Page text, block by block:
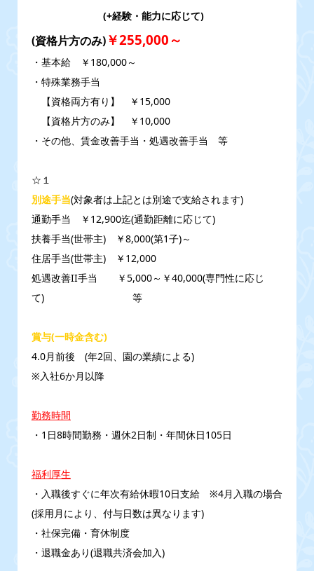
(+経験・能力に応じて)
(資格片方のみ)￥255,000～
・基本給 ￥180,000～
・特殊業務手当
【資格両方有り】 ￥15,000
【資格片方のみ】 ￥10,000
・その他、賃金改善手当・処遇改善手当 等
☆１
別途手当(対象者は上記とは別途で支給されます)
通勤手当 ￥12,900迄(通勤距離に応じて)
扶養手当(世帯主) ￥8,000(第1子)～
住居手当(世帯主) ￥12,000
処遇改善II手当 ￥5,000～￥40,000(専門性に応じ
て) 等
賞与(一時金含む)
4.0月前後 (年2回、園の業績による)
※入社6か月以降
勤務時間
・1日8時間勤務・週休2日制・年間休日105日
福利厚生
・入職後すぐに年次有給休暇10日支給 ※4月入職の場合
(採用月により、付与日数は異なります)
・社保完備・育休制度
・退職金あり(退職共済会加入)